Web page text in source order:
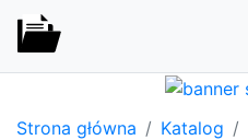
Strona główna Katalog